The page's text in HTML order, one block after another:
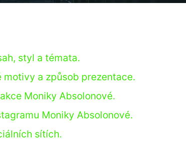
styl a témata.
a způsob prezentace.
Moniky Absolonové.
Moniky Absolonové.
sítích.